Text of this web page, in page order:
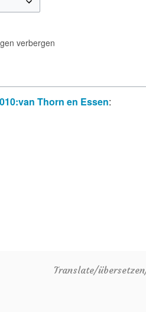
verbergen
Thorn en Essen:
Translate/